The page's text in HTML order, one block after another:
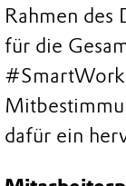
Rahmen des
für die
dafür ein